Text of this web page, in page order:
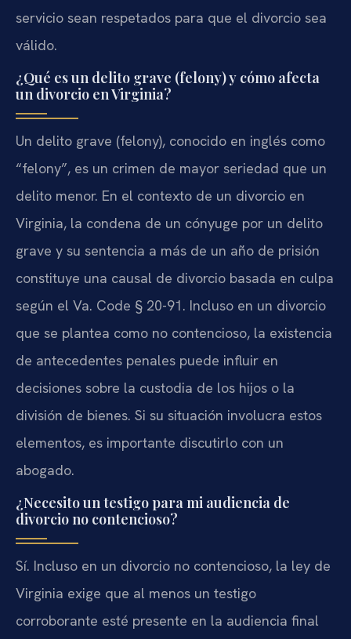
servicio sean respetados para que el divorcio sea
válido.
¿Qué es un delito grave (felony) y cómo afecta
un divorcio en Virginia?
Un delito grave (felony), conocido en inglés como
“felony”, es un crimen de mayor seriedad que un
delito menor. En el contexto de un divorcio en
Virginia, la condena de un cónyuge por un delito
grave y su sentencia a más de un año de prisión
constituye una causal de divorcio basada en culpa
según el Va. Code § 20-91. Incluso en un divorcio
que se plantea como no contencioso, la existencia
de antecedentes penales puede influir en
decisiones sobre la custodia de los hijos o la
división de bienes. Si su situación involucra estos
elementos, es importante discutirlo con un
abogado.
¿Necesito un testigo para mi audiencia de
divorcio no contencioso?
Sí. Incluso en un divorcio no contencioso, la ley de
Virginia exige que al menos un testigo
corroborante esté presente en la audiencia final